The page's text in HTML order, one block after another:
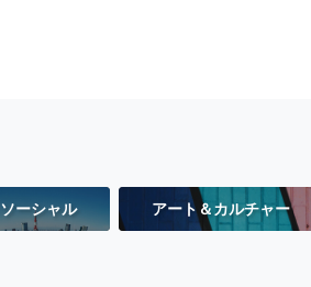
ソーシャル アート＆カルチャー